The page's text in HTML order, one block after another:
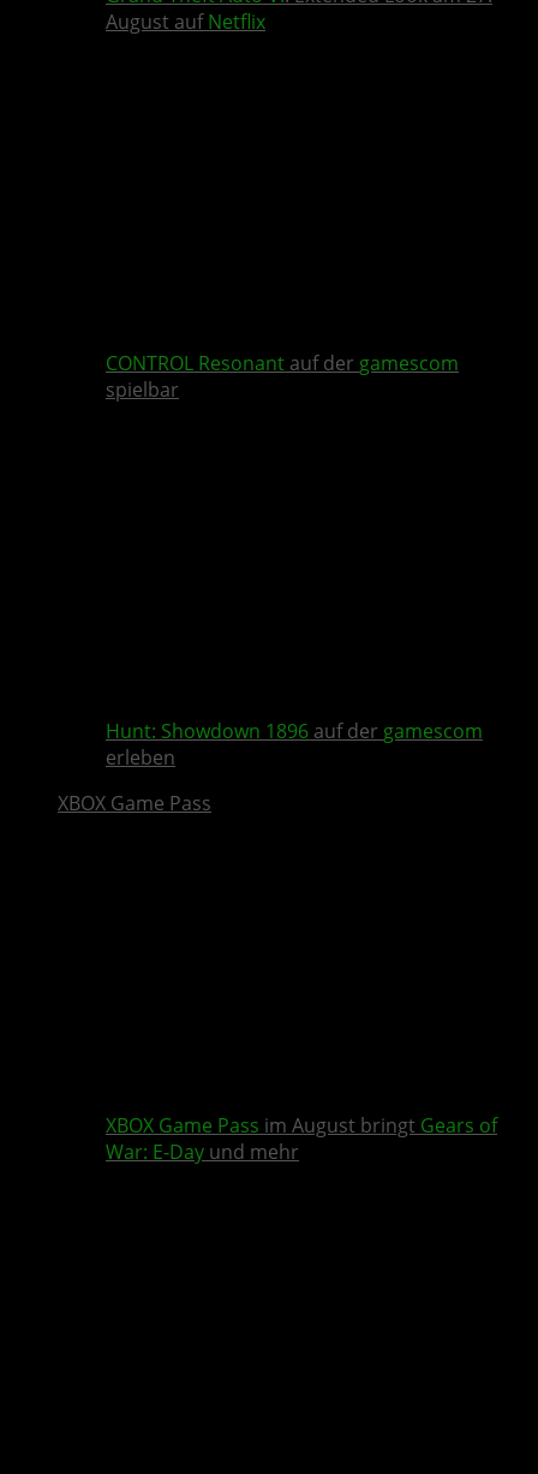
August aufNetflix
CONTROL Resonant auf der gamescom
spielbar
Hunt: Showdown 1896 auf der gamescom
erleben
XBOX Game Pass
XBOX Game Pass im August bringt Gears of
War: E-Day und mehr